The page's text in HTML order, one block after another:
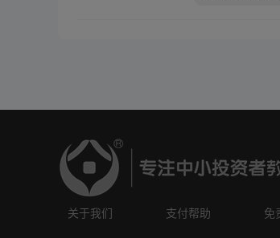
关于我们 支付帮助 免